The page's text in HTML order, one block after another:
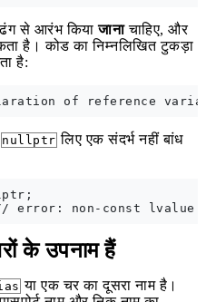
से आरंभ कियाजानाचाहिए, और
है। कोड का निम्नलिखित टुकड़ा
है:
nullptr लिए एक संदर्भ नहीं बांध
के उपनाम हैं
या एक चर का दूसरा नाम है।